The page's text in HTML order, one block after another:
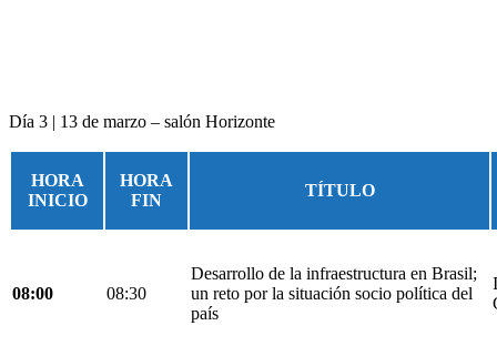
Día 3 | 13 de marzo – salón Horizonte
HORA
INICIO
HORA
FIN
TÍTULO
08:00 08:30
Desarrollo de la infraestructura en Brasil;
un reto por la situación socio política del
país